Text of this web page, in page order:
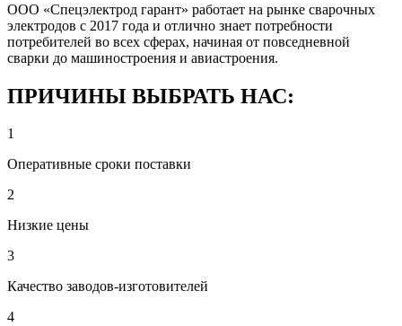
ООО «Спецэлектрод гарант» работает на рынке сварочных
электродов с 2017 года и отлично знает потребности
потребителей во всех сферах, начиная от повседневной
сварки до машиностроения и авиастроения.
ПРИЧИНЫ ВЫБРАТЬ НАС:
1
Оперативные сроки поставки
2
Низкие цены
3
Качество заводов-изготовителей
4